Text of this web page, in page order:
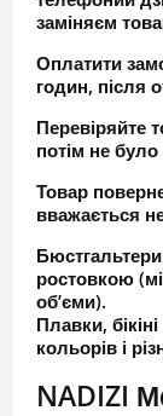
заміняєм
Оплатити
годин, після
Перевіряйте
потім не було
Товар
вважається
ростовкою
об’єми).
Плавки,
кольорів і
NADIZI